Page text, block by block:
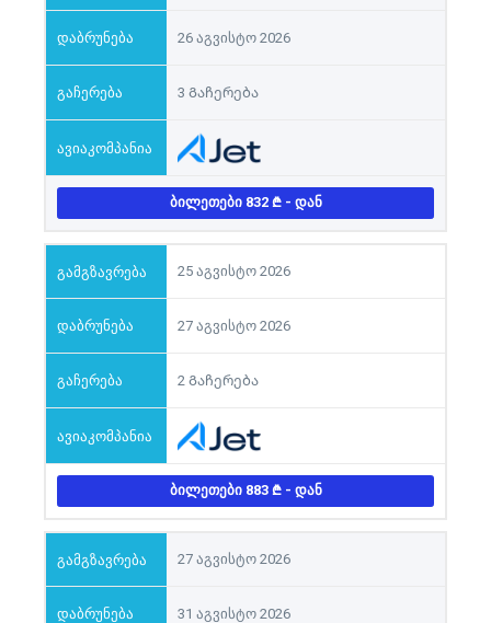
26 აგვისტო 2026
3 Გაჩერება
ᲑᲘᲚᲔᲗᲔᲑᲘ 832 - ᲓᲐᲜ
25 აგვისტო 2026
27 აგვისტო 2026
2 Გაჩერება
ᲑᲘᲚᲔᲗᲔᲑᲘ 883 - ᲓᲐᲜ
27 აგვისტო 2026
31 აგვისტო 2026